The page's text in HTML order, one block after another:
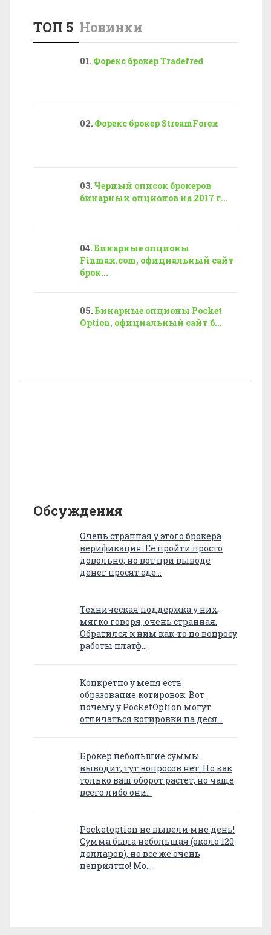
ТОП 5 Новинки
Форекс брокер Tradefred
Форекс брокер StreamForex
Черный список брокеров
бинарных опционов на 2017 г...
Бинарные опционы
Finmax.com, официальный сайт
брок...
Бинарные опционы Pocket
Option, официальный сайт б...
Обсуждения
Очень странная у этого брокера
верификация. Ее пройти просто
довольно, но вот при выводе
денег просят сде…
Техническая поддержка у них,
мягко говоря, очень странная.
Обратился к ним как-то по вопросу
работы платф…
Конкретно у меня есть
образование котировок. Вот
почему у PocketOption могут
отличаться котировки на деся…
Брокер небольшие суммы
выводит, тут вопросов нет. Но как
только ваш оборот растет, но чаще
всего либо они…
Pocketoption не вывели мне день!
Сумма была небольшая (около 120
долларов), но все же очень
неприятно! Мо…